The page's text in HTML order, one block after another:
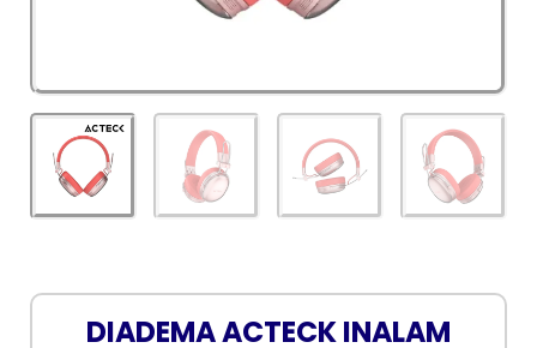
DIADEMA ACTECK INALAM